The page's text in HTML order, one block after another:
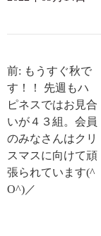
前: もうすぐ秋で
す！！ 先週もハ
ピネスではお見合
いが４３組。会員
のみなさんはクリ
スマスに向けて頑
張られています(^
O^)／